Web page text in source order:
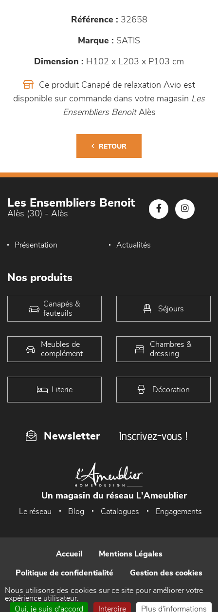
Référence : 32658
Marque : SATIS
Dimension : H102 x L203 x P103 cm
Ce produit Canapé de relaxation Avio est
disponible sur commande dans votre magasin Les
Ensembliers BenoitAlès
RETOUR
Les Ensembliers Benoit
Alès (30) - Alès
Présentation Actualités
Nos produits
Canapés &
fauteuils
Séjours
Meubles de
complément
Chambres &
dressing
Literie Décoration
Newsletter Inscrivez-vous !
Un magasin du réseau L'Ameublier
Le réseau Blog Catalogues Engagements
Accueil Mentions Légales
Politique de confidentialité Gestion des cookies
Contact
Nous utilisons des cookies sur ce site pour améliorer votre
expérience utilisateur.
Oui, je suis d'accord
Interdire Plus d'informations